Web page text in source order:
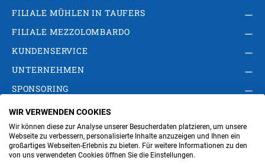
FILIALE MÜHLEN IN TAUFERS
FILIALE MEZZOLOMBARDO
KUNDENSERVICE
UNTERNEHMEN
SPONSORING
AGB Privacy Policy
Impressum
Cookie-Einstellungen ändern
Verwaltung
WIR VERWENDEN COOKIES
Wir können diese zur Analyse unserer Besucherdaten platzieren, um unsere
Webseite zu verbessern, personalisierte Inhalte anzuzeigen und Ihnen ein
großartiges Webseiten-Erlebnis zu bieten. Für weitere Informationen zu den
von uns verwendeten Cookies öffnen Sie die Einstellungen.